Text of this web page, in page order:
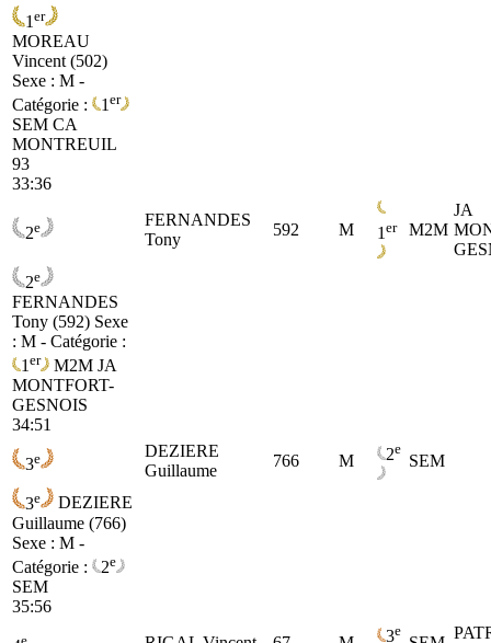
1 er
MOREAU
Vincent (502)
Sexe : M -
Catégorie :
1 er
SEM CA
MONTREUIL
93
33:36
2e
FERNANDES
Tony
592 M 1 er M2M
JA
2e
FERNANDES
Tony (592) Sexe
: M - Catégorie :
1 er M2M JA
MONTFORT-
GESNOIS
34:51
3e
DEZIERE
Guillaume
766 M 2e
SEM
3e
DEZIERE
Guillaume (766)
Sexe : M -
Catégorie :
2e
SEM
35:56
e 3e